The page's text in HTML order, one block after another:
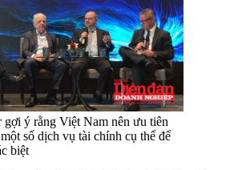
gợi ý rằng Việt Nam nên ưu tiên
số dịch vụ tài chính cụ thể để
biệt